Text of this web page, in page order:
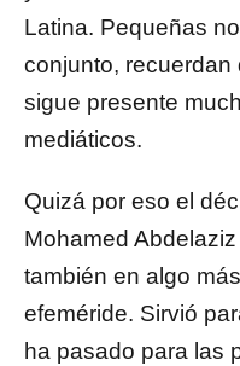
Latina. Pequeñas
conjunto,
sigue presente
mediáticos.
Quizá por eso el
Mohamed
también en algo
efeméride. Sirvió
ha pasado para las